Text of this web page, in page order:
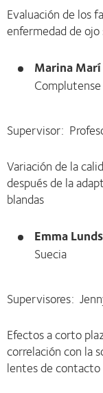
Evaluación de los
enfermedad de ojo
Marina
Supervisor:
Variación de la
después de la
blandas
Emma
Suecia
Supervisores:
Efectos a corto
correlación con la
lentes de